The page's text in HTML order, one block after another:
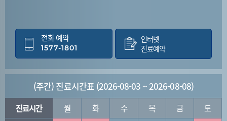
전화 예약
1577-1801
인터넷
진료예약
(주간) 진료시간표 (2026-08-03 ~ 2026-08-08)
진료시간 월 화 수 목 금
토